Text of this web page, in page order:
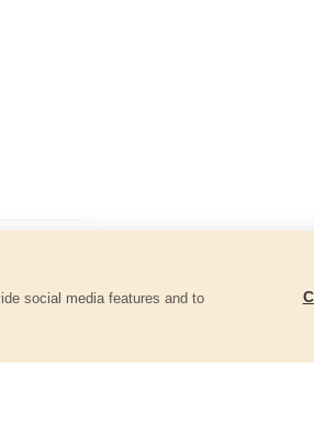
social media features and to